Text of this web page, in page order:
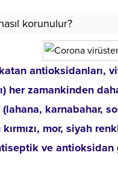
korunulur?
katan
her zamankinden
karnabahar,
mor, siyah
ve antioksidan